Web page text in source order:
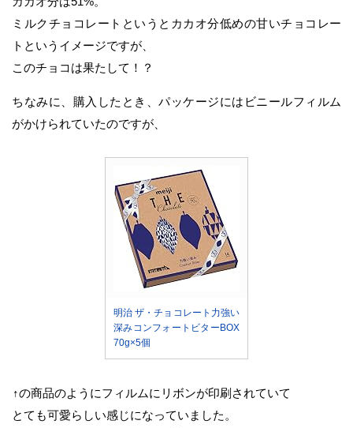
ミルクチョコレートというとカカオ分低めの甘いチョコレー
トというイメージですが、
このチョコは果たして！？
ちなみに、購入したとき、パッケージにはビニールフィルム
がかけられていたのですが、
明治 ザ・チョコレート力強い
深みコンフォートビターBOX
70g×5個
↑の商品のようにフィルムにリボンが印刷されていて
とても可愛らしい感じになっていました。